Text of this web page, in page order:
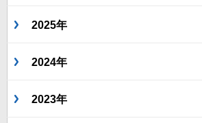
2025年
2024年
2023年